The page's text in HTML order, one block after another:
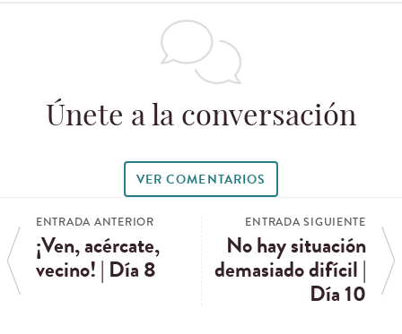
Únete a la conversación
VER COMENTARIOS
ENTRADA ANTERIOR
¡Ven, acércate,
vecino! | Día 8
ENTRADA SIGUIENTE
No hay situación
demasiado difícil |
Día 10